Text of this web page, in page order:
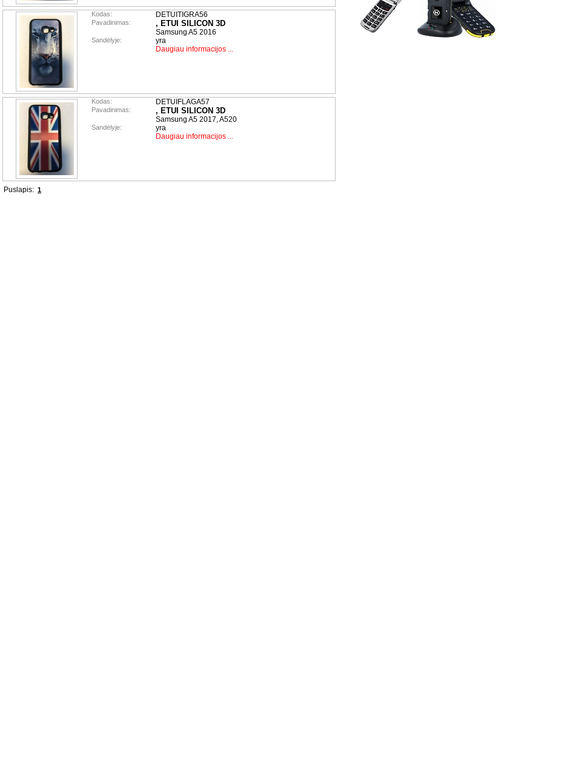
Kodas: DETUITIGRA56
Pavadinimas: , ETUI SILICON 3D
Samsung A5 2016
Sandėlyje:
yra
Daugiau informacijos ...
Kodas: DETUIFLAGA57
Pavadinimas: , ETUI SILICON 3D
Samsung A5 2017, A520
Sandėlyje:
yra
Daugiau informacijos ...
Puslapis: 1